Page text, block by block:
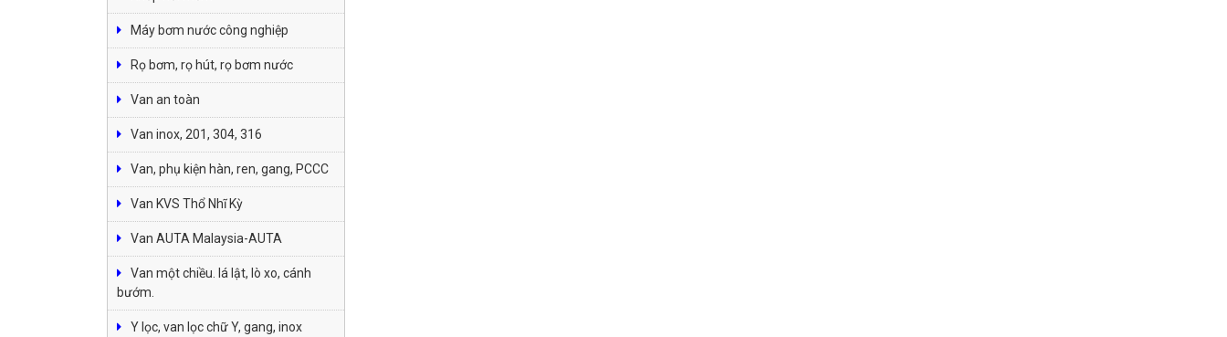
Máy bơm nước công nghiệp
Rọ bơm, rọ hút, rọ bơm nước
Van an toàn
Van inox, 201, 304, 316
Van, phụ kiện hàn, ren, gang, PCCC
Van KVS Thổ Nhĩ Kỳ
Van AUTA Malaysia-AUTA
Van một chiều. lá lật, lò xo, cánh
bướm.
Y lọc, van lọc chữ Y, gang, inox